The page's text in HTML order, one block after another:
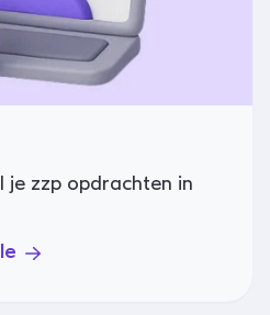
je zzp opdrachten in